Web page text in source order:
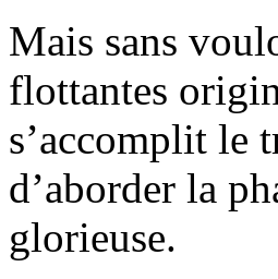
Mais sans
flottantes
s’accomplit le
d’aborder la
glorieuse.